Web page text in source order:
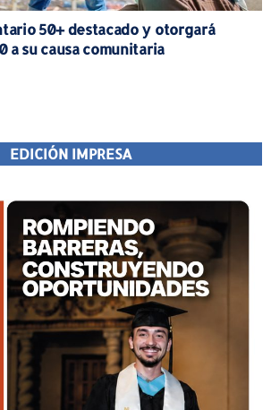
50+ destacado y otorgará
a su causa comunitaria
EDICIÓN IMPRESA